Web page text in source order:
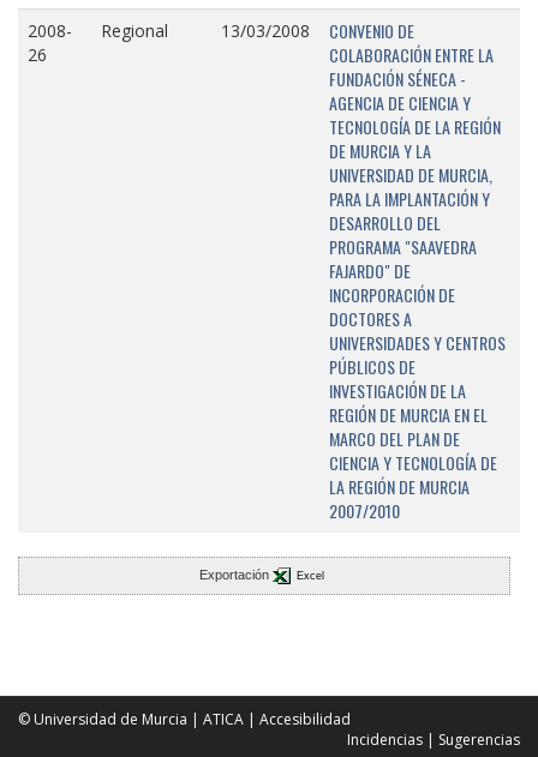
2008-
26
Regional 13/03/2008
CONVENIO DE
COLABORACIÓN ENTRE LA
FUNDACIÓN SÉNECA -
AGENCIA DE CIENCIA Y
TECNOLOGÍA DE LA REGIÓN
DE MURCIA Y LA
UNIVERSIDAD DE MURCIA,
PARA LA IMPLANTACIÓN Y
DESARROLLO DEL
PROGRAMA "SAAVEDRA
FAJARDO" DE
INCORPORACIÓN DE
DOCTORES A
UNIVERSIDADES Y CENTROS
PÚBLICOS DE
INVESTIGACIÓN DE LA
REGIÓN DE MURCIA EN EL
MARCO DEL PLAN DE
CIENCIA Y TECNOLOGÍA DE
LA REGIÓN DE MURCIA
2007/2010
Exportación Excel
© Universidad de Murcia | ATICA | Accesibilidad
Incidencias | Sugerencias